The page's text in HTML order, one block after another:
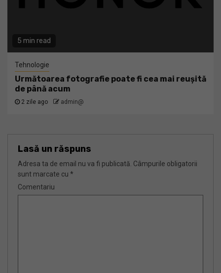
5 min read
Tehnologie
Următoarea fotografie poate fi cea mai reușită
de până acum
2 zile ago admin@
Lasă un răspuns
Adresa ta de email nu va fi publicată. Câmpurile obligatorii
sunt marcate cu *
Comentariu